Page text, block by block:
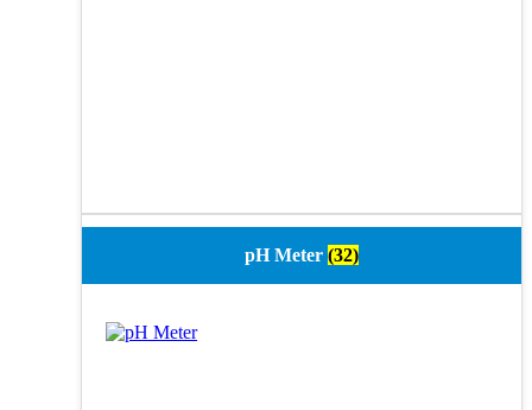
pH Meter (32)